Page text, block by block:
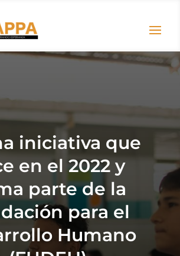
iniciativa que
en el 2022 y
parte de la
para el
Humano